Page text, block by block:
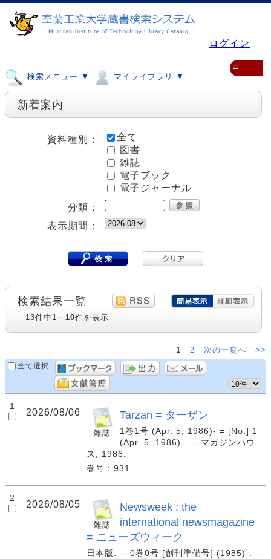
ログイン
検索メニュー ▼ マイライブラリ ▼
≡
新着案内
資料種別：
全て
図書
雑誌
電子ブック
電子ジャーナル
分類：
表示期間：
検索結果一覧
13件中1 － 10件を表示
1 2 次の一覧へ
>>
全て選択
1
2026/08/06 Tarzan = ターザン
1巻1号 (Apr. 5, 1986)- = [No.] 1
(Apr. 5, 1986)-. -- マガジンハウ
ス, 1986.
巻号：931
2
2026/08/05
Newsweek : the
international newsmagazine
= ニューズウィーク
日本版. -- 0巻0号 [創刊準備号] (1985)-. --